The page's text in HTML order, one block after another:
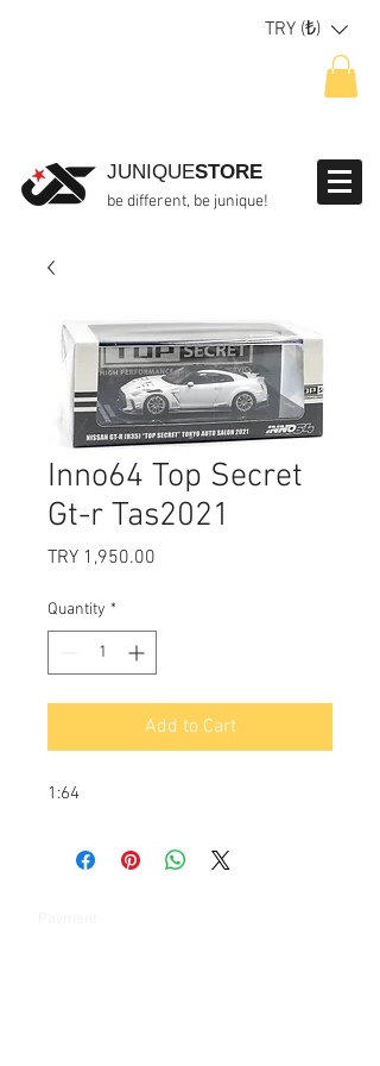
TRY (₺)
JUNIQUESTORE
be different, be junique!
Inno64 Top Secret
Gt-r Tas2021
TRY 1,950.00
Quantity *
Add to Cart
1:64